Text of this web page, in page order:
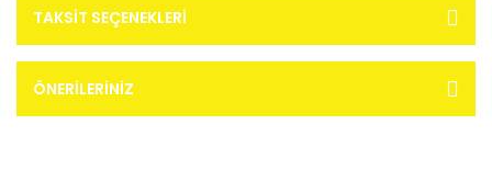
TAKSIT SEÇENEKLERI
ÖNERILERINIZ